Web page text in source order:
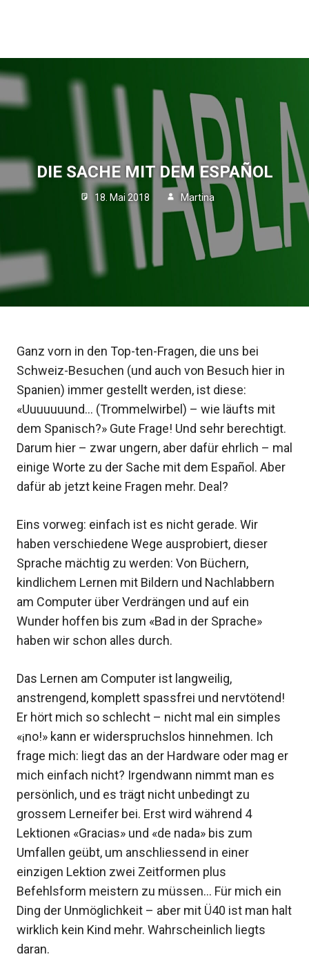
DIE SACHE MIT DEM ESPAÑOL
18. Mai 2018 Martina Blog
Kommentar
Ganz vorn in den Top-ten-Fragen, die uns bei
Schweiz-Besuchen (und auch von Besuch hier in
Spanien) immer gestellt werden, ist diese:
«Uuuuuuund… (Trommelwirbel) – wie läufts mit
dem Spanisch?» Gute Frage! Und sehr berechtigt.
Darum hier – zwar ungern, aber dafür ehrlich – mal
einige Worte zu der Sache mit dem Español. Aber
dafür ab jetzt keine Fragen mehr. Deal?
Eins vorweg: einfach ist es nicht gerade. Wir
haben verschiedene Wege ausprobiert, dieser
Sprache mächtig zu werden: Von Büchern,
kindlichem Lernen mit Bildern und Nachlabbern
am Computer über Verdrängen und auf ein
Wunder hoffen bis zum «Bad in der Sprache»
haben wir schon alles durch.
Das Lernen am Computer ist langweilig,
anstrengend, komplett spassfrei und nervtötend!
Er hört mich so schlecht – nicht mal ein simples
«¡no!» kann er widerspruchslos hinnehmen. Ich
frage mich: liegt das an der Hardware oder mag er
mich einfach nicht? Irgendwann nimmt man es
persönlich, und es trägt nicht unbedingt zu
grossem Lerneifer bei. Erst wird während 4
Lektionen «Gracias» und «de nada» bis zum
Umfallen geübt, um anschliessend in einer
einzigen Lektion zwei Zeitformen plus
Befehlsform meistern zu müssen… Für mich ein
Ding der Unmöglichkeit – aber mit Ü40 ist man halt
wirklich kein Kind mehr. Wahrscheinlich liegts
daran.